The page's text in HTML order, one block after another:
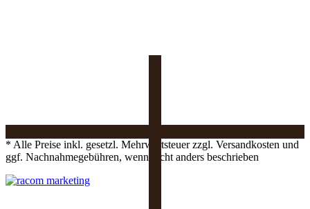
* Alle Preise inkl. gesetzl. Mehrwertsteuer zzgl. Versandkosten und
ggf. Nachnahmegebühren, wenn nicht anders beschrieben